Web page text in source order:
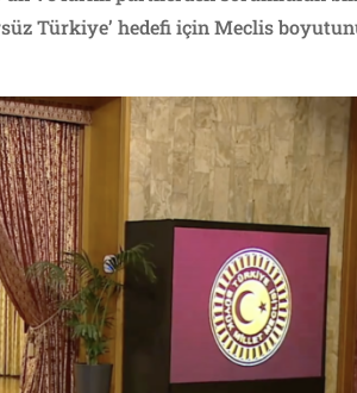
Türkiye’ hedefi için Meclis